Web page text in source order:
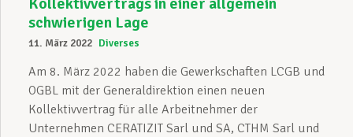
schwierigen Lage
11. März 2022 Diverses
Am 8. März 2022 haben die Gewerkschaften LCGB und
OGBL mit der Generaldirektion einen neuen
Kollektivvertrag für alle Arbeitnehmer der
Unternehmen CERATIZIT Sarl und SA, CTHM Sarl und